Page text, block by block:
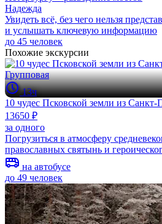
Надежда
Увидеть всё, без чего нельзя
и услышать ключевую информацию
до 45 человек
Похожие экскурсии
Групповая
13ч
10 чудес Псковской земли из Санкт-
13650 ₽
за одного
Погрузиться в атмосферу
православных святынь и
на автобусе
до 49 человек